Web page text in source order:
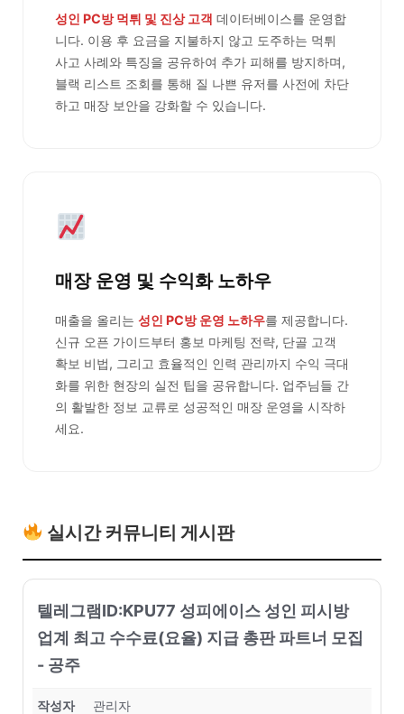
성인 PC방 먹튀 및 진상 고객 데이터베이스를 운영합
니다. 이용 후 요금을 지불하지 않고 도주하는 먹튀
사고 사례와 특징을 공유하여 추가 피해를 방지하며,
블랙 리스트 조회를 통해 질 나쁜 유저를 사전에 차단
하고 매장 보안을 강화할 수 있습니다.
매장 운영 및 수익화 노하우
매출을 올리는 성인 PC방 운영 노하우를 제공합니다.
신규 오픈 가이드부터 홍보 마케팅 전략, 단골 고객
확보 비법, 그리고 효율적인 인력 관리까지 수익 극대
화를 위한 현장의 실전 팁을 공유합니다. 업주님들 간
의 활발한 정보 교류로 성공적인 매장 운영을 시작하
세요.
실시간 커뮤니티 게시판
텔레그램ID:KPU77 성피에이스 성인 피시방
업계 최고 수수료(요율) 지급 총판 파트너 모집
- 공주
작성자 관리자